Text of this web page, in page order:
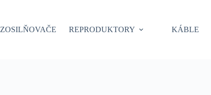
ZOSILŇOVAČE REPRODUKTORY KÁBLE